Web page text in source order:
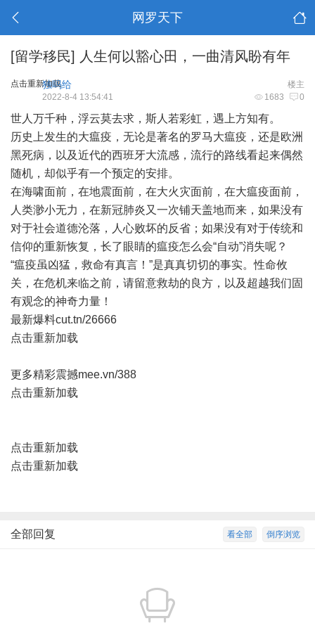
网罗天下
[留学移民] 人生何以豁心田，一曲清风盼有年
点击重新加载 楼主
独吗给
1683 0
2022-8-4 13:54:41
世人万千种，浮云莫去求，斯人若彩虹，遇上方知有。
历史上发生的大瘟疫，无论是著名的罗马大瘟疫，还是欧洲
黑死病，以及近代的西班牙大流感，流行的路线看起来偶然
随机，却似乎有一个预定的安排。
在海啸面前，在地震面前，在大火灾面前，在大瘟疫面前，
人类渺小无力，在新冠肺炎又一次铺天盖地而来，如果没有
对于社会道德沦落，人心败坏的反省；如果没有对于传统和
信仰的重新恢复，长了眼睛的瘟疫怎么会“自动”消失呢？
“瘟疫虽凶猛，救命有真言！”是真真切切的事实。性命攸
关，在危机来临之前，请留意救劫的良方，以及超越我们固
有观念的神奇力量！
最新爆料cut.tn/26666
点击重新加载
更多精彩震撼mee.vn/388
点击重新加载
点击重新加载
点击重新加载
倒序浏览
看全部
全部回复